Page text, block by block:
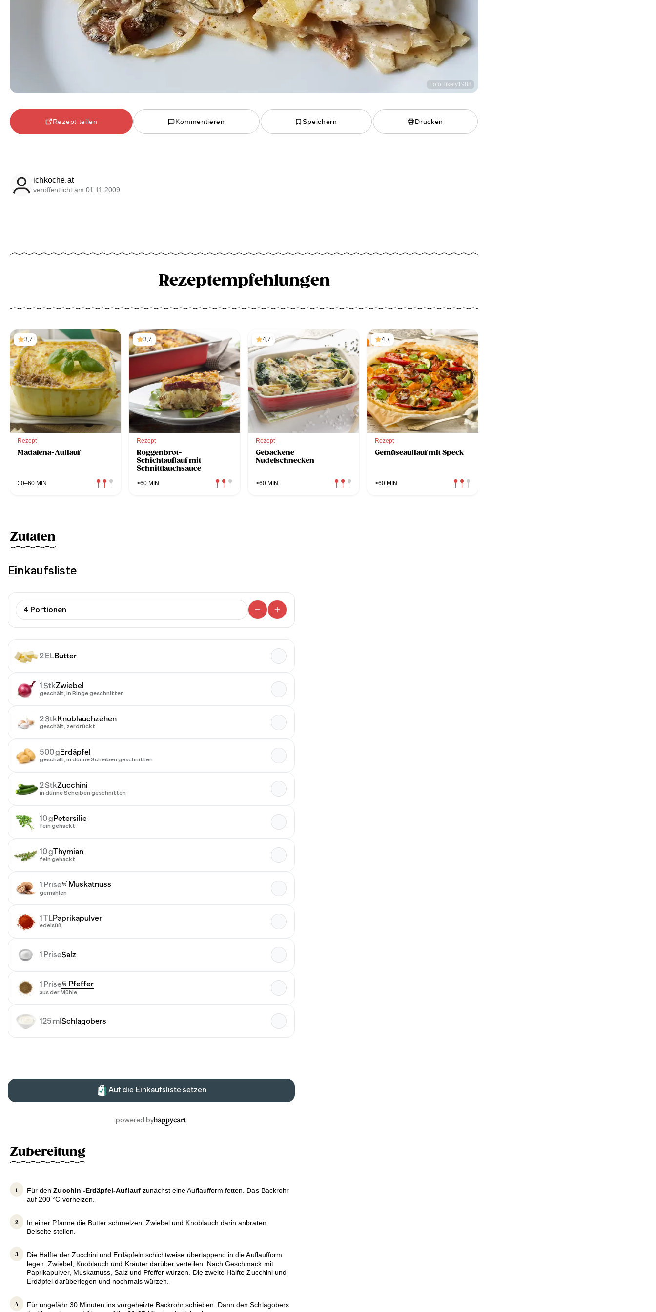
Foto: likely1988
Rezept teilen Kommentieren Speichern Drucken
ichkoche.at
veröffentlicht am 01.11.2009
Rezeptempfehlungen
3,7
Rezept
Madalena-Auflauf
30–60 MIN
3,7
Rezept
Roggenbrot-
Schichtauflauf mit
Schnittlauchsauce
>60 MIN
4,7
Rezept
Gebackene
Nudelschnecken
>60 MIN
4,7
Rezept
Gemüseauflauf mit Speck
>60 MIN
Zutaten
Zubereitung
Für denZucchini-Erdäpfel-Auflaufzunächst eine Auflaufform fetten. Das Backrohr
auf 200 °C vorheizen.
In einer Pfanne die Butter schmelzen. Zwiebel und Knoblauch darin anbraten.
Beiseite stellen.
Die Hälfte der Zucchini und Erdäpfeln schichtweise überlappend in die Auflaufform
legen. Zwiebel, Knoblauch und Kräuter darüber verteilen. Nach Geschmack mit
Paprikapulver, Muskatnuss, Salz und Pfeffer würzen. Die zweite Hälfte Zucchini und
Erdäpfel darüberlegen und nochmals würzen.
Für ungefähr 30 Minuten ins vorgeheizte Backrohr schieben. Dann den Schlagobers